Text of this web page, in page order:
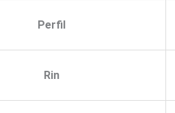
Perfil
Rin